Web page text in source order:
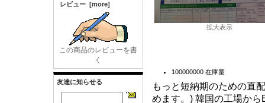
レビュー [more]
この商品のレビューを書
く
友達に知らせる
拡大表示
100000000 在庫量
もっと短納期のための直
めます。) 韓国の工場か